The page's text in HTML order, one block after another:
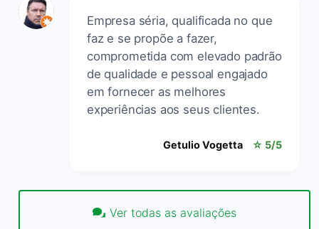
Empresa séria, qualificada no que
faz e se propõe a fazer,
comprometida com elevado padrão
de qualidade e pessoal engajado
em fornecer as melhores
experiências aos seus clientes.
Getulio Vogetta ☆ 5/5
Ver todas as avaliações